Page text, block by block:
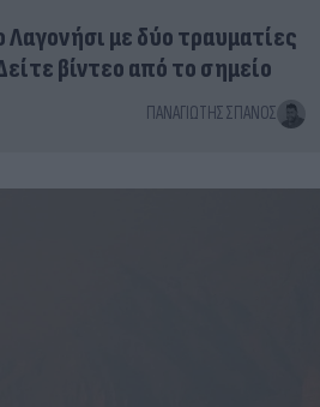
Λαγονήσι με δύο τραυματίες
βίντεο από το σημείο
ΠΑΝΑΓΙΏΤΗΣ ΣΠΑΝΌΣ